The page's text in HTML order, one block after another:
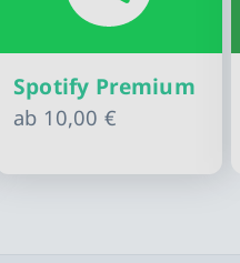
Spotify Premium
ab 10,00 €